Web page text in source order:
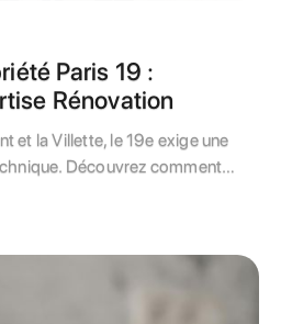
Paris 19 :
Rénovation
et la Villette, le 19e exige une
Découvrez comment